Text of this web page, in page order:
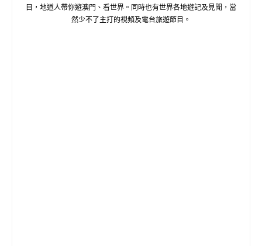
目，地道人帶你遊澳門、看世界。同時也有世界各地遊記及見聞，當
然少不了主打的視頻及電台旅遊節目。